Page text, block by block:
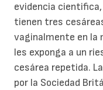
evidencia
tienen tres
vaginalmente en la
les exponga a un
cesárea repetida.
por la Sociedad